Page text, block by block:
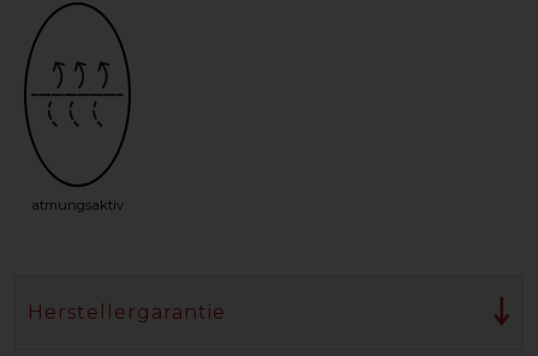
atmungsaktiv
Herstellergarantie